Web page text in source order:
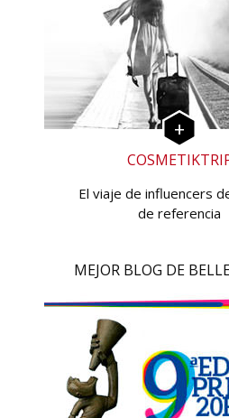
El viaje de influencers
de referencia
MEJOR BLOG DE